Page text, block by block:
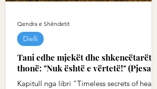
Tani edhe mjekët dhe shkencëtarët
thonë: "Nuk është e vërtetë!" (Pjesa 5)
Kapitull nga libri "Timeless secrets of health
Dielli
Qendra e Shëndetit